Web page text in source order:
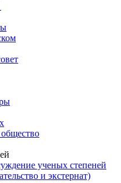
ученых степеней
и экстернат)